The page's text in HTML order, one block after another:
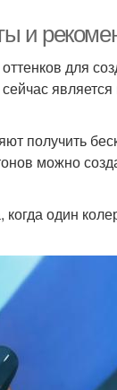
и
для
получить
можно
один